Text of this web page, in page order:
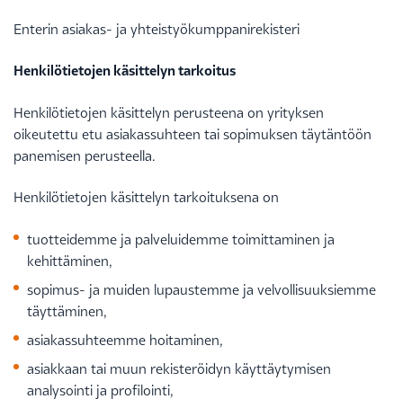
Enterin asiakas- ja yhteistyökumppanirekisteri
Henkilötietojen käsittelyn tarkoitus
Henkilötietojen käsittelyn perusteena on yrityksen
oikeutettu etu asiakassuhteen tai sopimuksen täytäntöön
panemisen perusteella.
Henkilötietojen käsittelyn tarkoituksena on
tuotteidemme ja palveluidemme toimittaminen ja
kehittäminen,
sopimus- ja muiden lupaustemme ja velvollisuuksiemme
täyttäminen,
asiakassuhteemme hoitaminen,
asiakkaan tai muun rekisteröidyn käyttäytymisen
analysointi ja profilointi,